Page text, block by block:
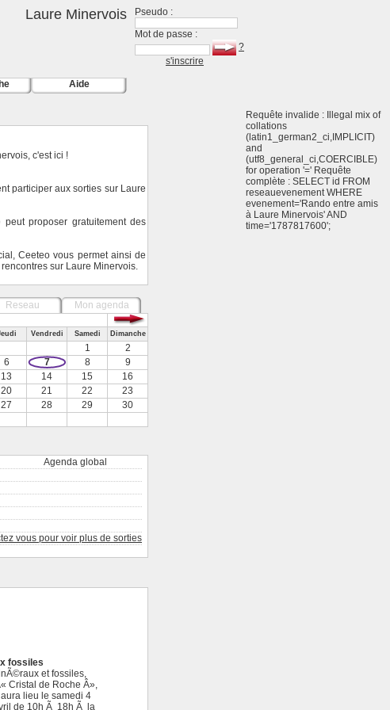
Laure Minervois
Pseudo :
Mot de passe :
?
s'inscrire
Aide
c'est ici !
participer aux sorties sur Laure
proposer gratuitement des
Ceeteo vous permet ainsi de
sur Laure Minervois.
Reseau
Mon agenda
Vendredi Samedi Dimanche
1
2
6 7 8
9
13 14 15
16
20 21 22
23
27 28 29
30
Agenda global
vous pour voir plus de sorties
fossiles
et fossiles,
Cristal de Roche Â»,
lieu le samedi 4
de 10h Ã 18h Ã la
Requête invalide : Illegal mix of
collations
(latin1_german2_ci,IMPLICIT)
and
(utf8_general_ci,COERCIBLE)
for operation '=' Requête
complète : SELECT id FROM
reseauevenement WHERE
evenement='Rando entre amis
à Laure Minervois' AND
time='1787817600';